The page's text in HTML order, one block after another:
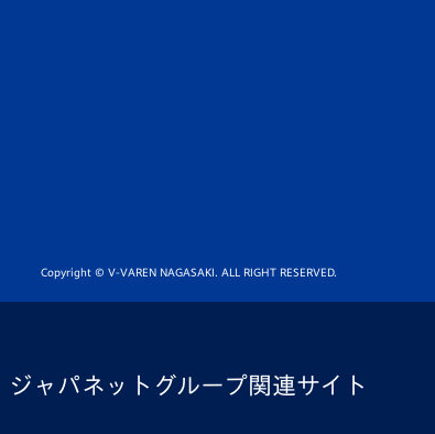
Copyright © V-VAREN NAGASAKI. ALL RIGHT RESERVED.
ジャパネットグループ関連サイト